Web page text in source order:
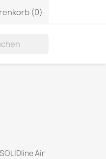
(0)
Air